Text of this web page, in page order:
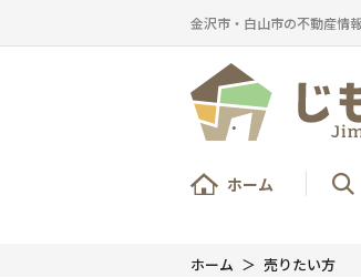
金沢市・白山市の不動産情
ホーム
ホーム 売りたい方